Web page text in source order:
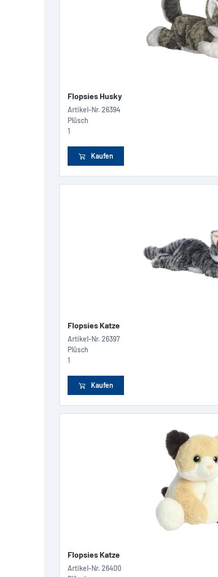
Flopsies Husky
Artikel-Nr. 26394
Plüsch
1
Kaufen
Flopsies Katze
Artikel-Nr. 26397
Plüsch
1
Kaufen
Flopsies Katze
Artikel-Nr. 26400